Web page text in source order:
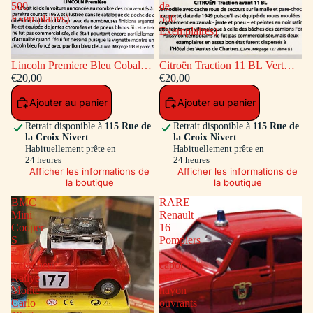
500
Exemplaires)
Lincoln Premiere Bleu Cobalt
(Série de 500 Exemplaires)
€20,00
Ajouter au panier
Retrait disponible à 115 Rue de
la Croix Nivert
Habituellement prête en
24 heures
Afficher les informations de
la boutique
de
500
Exemplaires)
Citroën Traction 11 BL Vert
(Série de 500 Exemplaires)
€20,00
Ajouter au panier
Retrait disponible à 115 Rue de
la Croix Nivert
Habituellement prête en
24 heures
Afficher les informations de
la boutique
BMC
Mini
Cooper
S
#177
Vainqueur
Rallye
Monte
Carlo
RARE
Renault
16
Pompiers
-
capot
et
hayon
ouvrants